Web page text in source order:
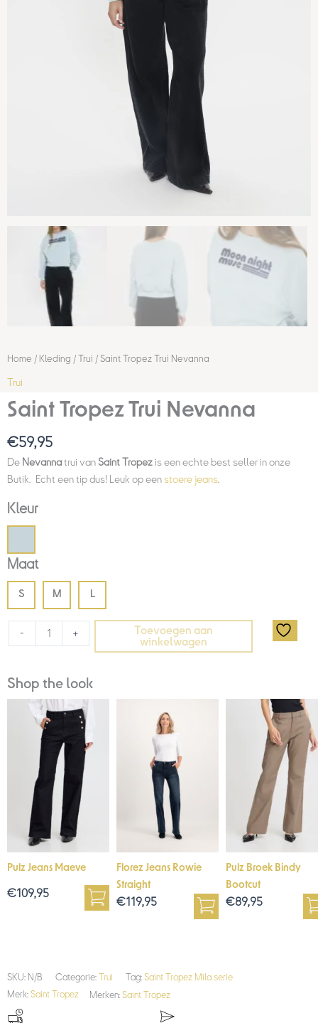
Home / Kleding / Trui / Saint Tropez Trui Nevanna
Trui
Saint Tropez Trui Nevanna
€59,95
De Nevannatrui van Saint Tropezis een echte best seller in onze
Butik. Echt een tip dus! Leuk op eenstoere jeans.
Kleur
Maat
S M L
- +
Toevoegen aan
winkelwagen
Shop the look
Pulz Jeans Maeve
€109,95
Florez Jeans Rowie
Straight
€119,95
Pulz Broek Bindy
Bootcut
€89,95
SKU: N/B Categorie: Trui Tag: Saint Tropez Mila serie
Merk: Saint Tropez Merken: Saint Tropez